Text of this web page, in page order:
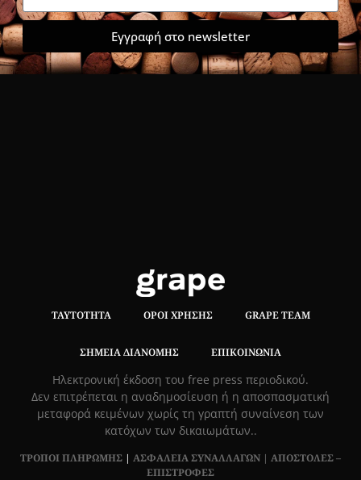
Εγγραφή στο newsletter
ΤΑΥΤΌΤΗΤΑ ΌΡΟΙ ΧΡΉΣΗΣ GRAPE TEAM
ΣΗΜΕΊΑ ΔΙΑΝΟΜΉΣ ΕΠΙΚΟΙΝΩΝΊΑ
Hλεκτρονική έκδοση του free press περιοδικού.
Δεν επιτρέπεται η αναδημοσίευση ή η αποσπασματική
μεταφορά κειμένων χωρίς τη γραπτή συναίνεση των
κατόχων των δικαιωμάτων..
ΤΡΟΠΟΙ ΠΛΗΡΩΜΗΣ | ΑΣΦΑΛΕΙΑ ΣΥΝΑΛΛΑΓΩΝ | ΑΠΟΣΤΟΛΕΣ –
ΕΠΙΣΤΡΟΦΕΣ